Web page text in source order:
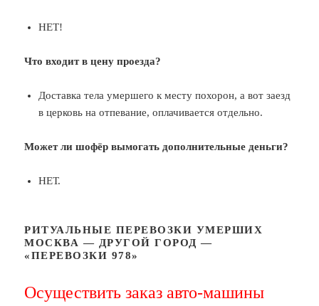
НЕТ!
Что входит в цену проезда?
Доставка тела умершего к месту похорон, а вот заезд
в церковь на отпевание, оплачивается отдельно.
Может ли шофёр вымогать дополнительные деньги?
НЕТ.
РИТУАЛЬНЫЕ ПЕРЕВОЗКИ УМЕРШИХ
МОСКВА — ДРУГОЙ ГОРОД —
«ПЕРЕВОЗКИ 978»
Осуществить заказ авто-машины